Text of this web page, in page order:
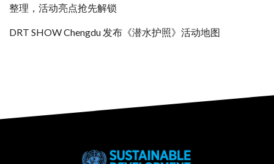
整理，活动亮点抢先解锁
DRT SHOW Chengdu 发布《潜水护照》活动地图